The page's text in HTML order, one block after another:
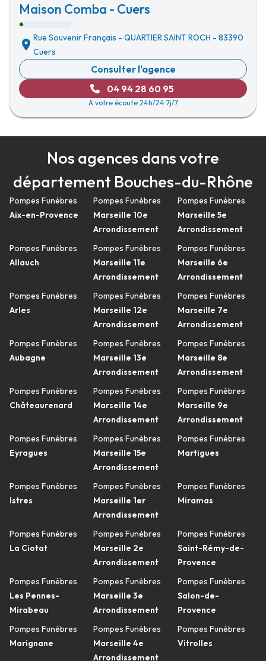
Maison Comba - Cuers
Rue Souvenir Français - QUARTIER SAINT ROCH - 83390
Cuers
Consulter l'agence
04 94 28 60 95
A votre écoute 24h/24 7j/7
Nos agences dans votre
département Bouches-du-Rhône
Pompes Funèbres
Aix-en-Provence
Pompes Funèbres
Allauch
Pompes Funèbres
Arles
Pompes Funèbres
Aubagne
Pompes Funèbres
Châteaurenard
Pompes Funèbres
Eyragues
Pompes Funèbres
Istres
Pompes Funèbres
La Ciotat
Pompes Funèbres
Les Pennes-
Mirabeau
Pompes Funèbres
Marignane
Pompes Funèbres
Marseille 10e
Arrondissement
Pompes Funèbres
Marseille 11e
Arrondissement
Pompes Funèbres
Marseille 12e
Arrondissement
Pompes Funèbres
Marseille 13e
Arrondissement
Pompes Funèbres
Marseille 14e
Arrondissement
Pompes Funèbres
Marseille 15e
Arrondissement
Pompes Funèbres
Marseille 1er
Arrondissement
Pompes Funèbres
Marseille 2e
Arrondissement
Pompes Funèbres
Marseille 3e
Arrondissement
Pompes Funèbres
Marseille 4e
Arrondissement
Pompes Funèbres
Marseille 5e
Arrondissement
Pompes Funèbres
Marseille 6e
Arrondissement
Pompes Funèbres
Marseille 7e
Arrondissement
Pompes Funèbres
Marseille 8e
Arrondissement
Pompes Funèbres
Marseille 9e
Arrondissement
Pompes Funèbres
Martigues
Pompes Funèbres
Miramas
Pompes Funèbres
Saint-Rémy-de-
Provence
Pompes Funèbres
Salon-de-
Provence
Pompes Funèbres
Vitrolles